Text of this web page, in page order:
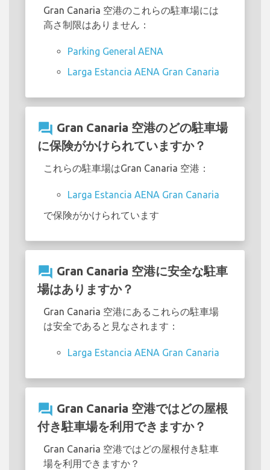
Gran Canaria 空港のこれらの駐車場には
高さ制限はありません：
Parking General AENA
Larga Estancia AENA Gran Canaria
question_answer Gran Canaria 空港のどの駐車場
に保険がかけられていますか？
これらの駐車場はGran Canaria 空港：
Larga Estancia AENA Gran Canaria
で保険がかけられています
question_answer Gran Canaria 空港に安全な駐車
場はありますか？
Gran Canaria 空港にあるこれらの駐車場
は安全であると見なされます：
Larga Estancia AENA Gran Canaria
question_answer Gran Canaria 空港ではどの屋根
付き駐車場を利用できますか？
Gran Canaria 空港ではどの屋根付き駐車
場を利用できますか？